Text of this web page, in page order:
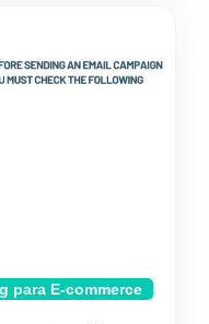
para E-commerce